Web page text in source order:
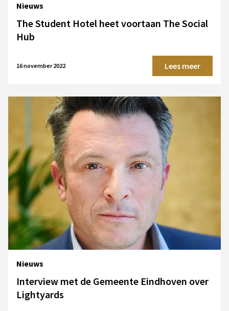
Nieuws
The Student Hotel heet voortaan The Social
Hub
16 november 2022 Lees meer
Nieuws
Interview met de Gemeente Eindhoven over
Lightyards